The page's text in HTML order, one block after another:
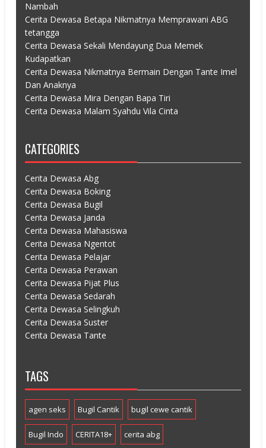
Nambah
Cerita Dewasa Betapa Nikmatnya Memprawani ABG
tetangga
Cerita Dewasa Sekali Mendayung Dua Memek
Kudapatkan
Cerita Dewasa Nikmatnya Bermain Dengan Tante Imel
Dan Anaknya
Cerita Dewasa Mira Dengan Bapa Tiri
Cerita Dewasa Malam Syahdu Vila Cinta
CATEGORIES
Cerita Dewasa Abg
Cerita Dewasa Boking
Cerita Dewasa Bugil
Cerita Dewasa Janda
Cerita Dewasa Mahasiswa
Cerita Dewasa Ngentot
Cerita Dewasa Pelajar
Cerita Dewasa Perawan
Cerita Dewasa Pijat Plus
Cerita Dewasa Sedarah
Cerita Dewasa Selingkuh
Cerita Dewasa Suster
Cerita Dewasa Tante
TAGS
agen seks Bugil Cantik bugil cewe cantik
Bugil Indo CERITA18+ cerita abg